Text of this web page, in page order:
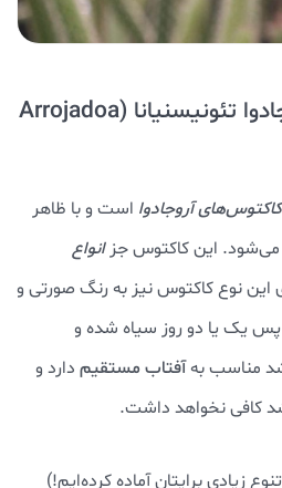
(
Arrojadoa
کاکتوس‌های آروجادوا است و با ظاهر
می‌شود. این کاکتوس جزانواع
نوع کاکتوس نیز به رنگ صورتی و
پس یک یا دو روز سیاه شده و
مناسب بهآفتاب مستقیم دارد و
کافی نخواهد داشت.
تنوع زیادی برایتان آماده کرده‌ایم!)